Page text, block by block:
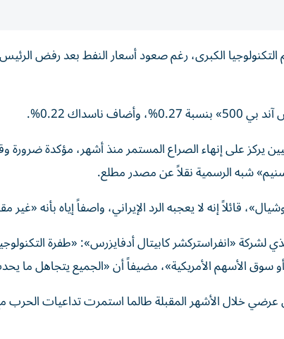
التكنولوجيا الكبرى، رغم صعود أسعار النفط بعد رفض
يركز على إنهاء الصراع المستمر منذ أشهر، مؤكدة
شبه الرسمية نقلاً عن مصدر مطلع.
قائلاً إنه لا يعجبه الرد الإيراني، واصفاً إياه بأنه «غير
لشركة «انفراستركشر كابيتال أدفايزرس»: «طفرة
أو سوق الأسهم الأمريكية»، مضيفاً أن «الجميع يتجاهل
خلال الأشهر المقبلة طالما استمرت تداعيات الحرب مع